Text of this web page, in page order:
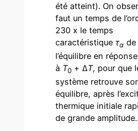
été atteint). On
faut un temps de
230 x le temps
caractéristiqueτα de
l’équilibre en
à T0 + ΔT, pour que
système retrouve
équilibre, après
thermique initiale
de grande amplitude.